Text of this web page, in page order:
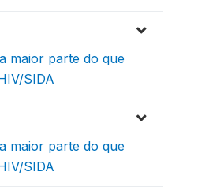
maior parte do que
SIDA
maior parte do que
SIDA